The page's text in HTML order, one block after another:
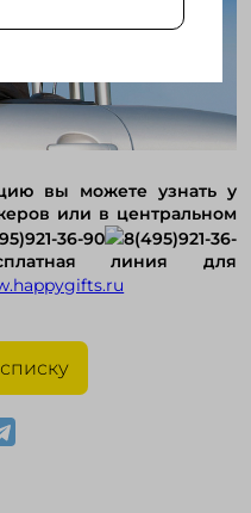
вы можете узнать у
или в центральном
36-90
8(495)921-36-
линия для